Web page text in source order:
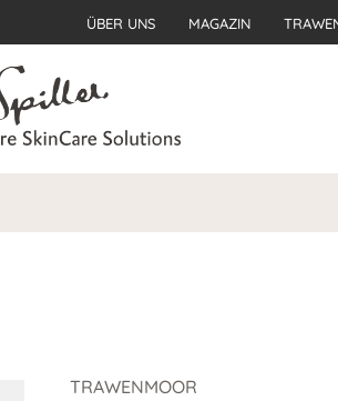
ÜBER UNS MAGAZIN
TRAWENMOOR